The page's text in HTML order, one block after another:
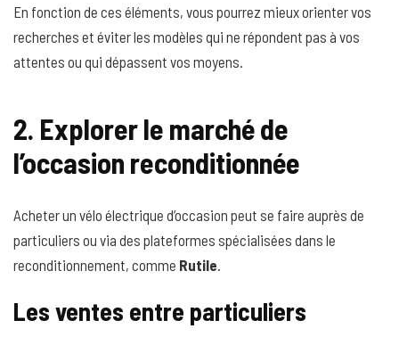
En fonction de ces éléments, vous pourrez mieux orienter vos
recherches et éviter les modèles qui ne répondent pas à vos
attentes ou qui dépassent vos moyens.
2. Explorer le marché de
l’occasion reconditionnée
Acheter un vélo électrique d’occasion peut se faire auprès de
particuliers ou via des plateformes spécialisées dans le
reconditionnement, comme Rutile.
Les ventes entre particuliers